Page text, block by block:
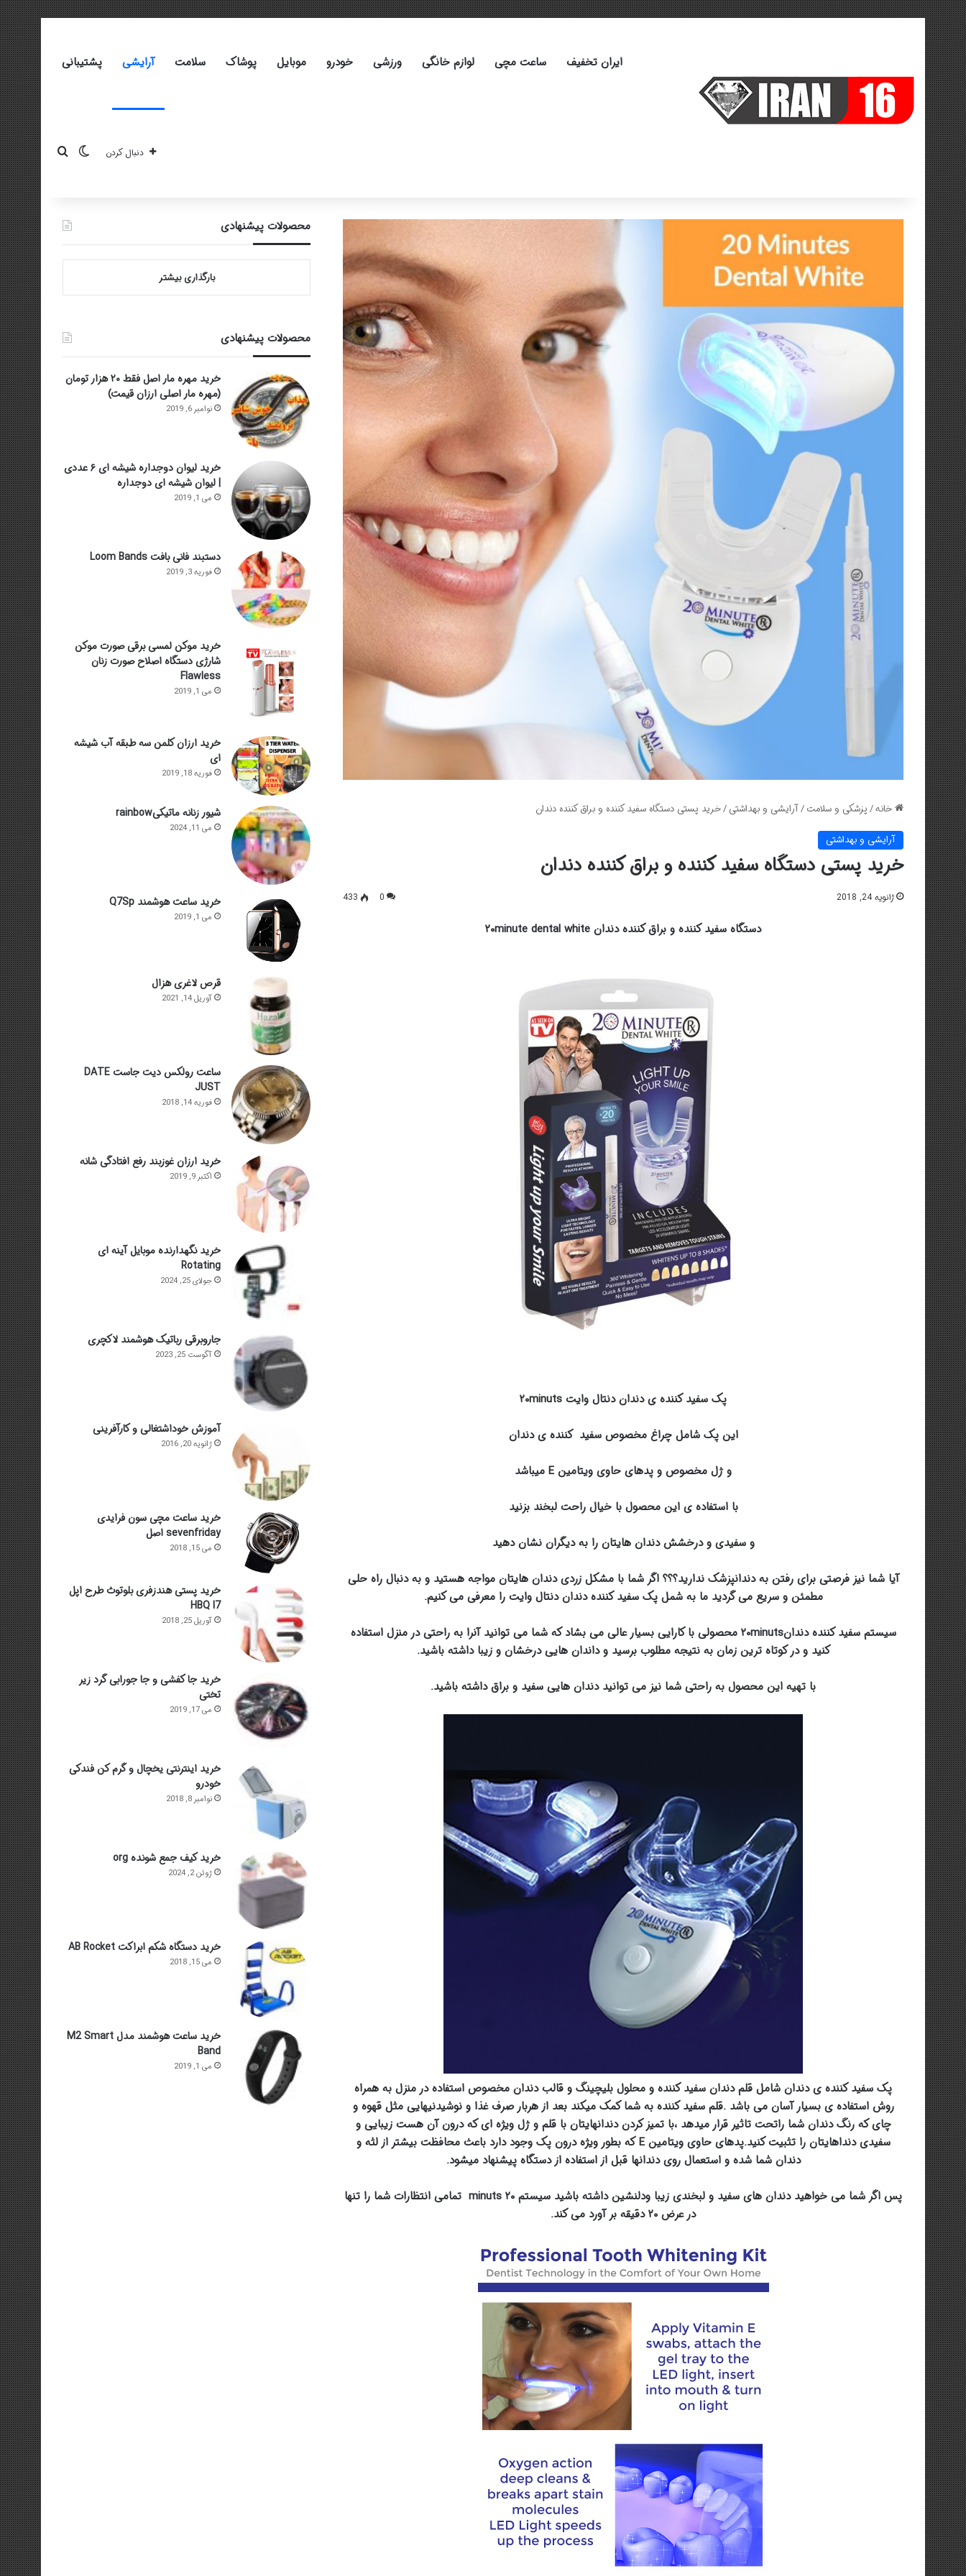
ایران تخفیف ساعت مچی لوازم خانگی ورزشی خودرو موبایل پوشاک سلامت آرایشی پشتیبانی
دنبال کردن تغییر پوسته
جستجو برای
خانه/پزشکی و سلامت/آرایشی و بهداشتی/خرید پستی دستگاه سفید کننده و براق کننده دندان
آرایشی و بهداشتی
خرید پستی دستگاه سفید کننده و براق کننده دندان
ژانویه 24, 2018 0
433
دستگاه سفید کننده و براق کننده دندان ۲۰minute dental white
پک سفید کننده ی دندان دنتال وایت ۲۰minuts
این پک شامل چراغ مخصوص سفید کننده ی دندان
و ژل مخصوص و پدهای حاوی ویتامین E میباشد
با استفاده ی این محصول با خیال راحت لبخند بزنید
و سفیدی و درخشش دندان هایتان را به دیگران نشان دهید
آیا شما نیز فرصتی برای رفتن به دندانپزشک ندارید؟؟؟ اگر شما با مشکل زردی دندان هایتان مواجه هستید و به دنبال راه حلی
مطمئن و سریع می گردید ما به شمل پک سفید کننده دندان دنتال وایت را معرفی می کنیم.
سیستم سفید کننده دندان۲۰minuts محصولی با کارایی بسیار عالی می بشاد که شما می توانید آنرا به راحتی در منزل استفاده
کنید و در کوتاه ترین زمان به نتیجه مطلوب برسید و داندان هایی درخشان و زیبا داشته باشید.
با تهیه این محصول به راحتی شما نیز می توانید دندان هایی سفید و براق داشته باشید.
پک سفید کننده ی دندان شامل قلم دندان سفید کننده و محلول بلیچینگ و قالب دندان مخصوص استفاده در منزل به همراه
روش استفاده ی بسیار آسان می باشد .قلم سفید کننده به شما کمک میکند بعد از هربار صرف غذا و نوشیدنیهایی مثل قهوه و
چای که رنگ دندان شما راتحت تاثیر قرار میدهد ،با تمیز کردن دندانهایتان با قلم و ژل ویژه ای که درون آن هست زیبایی و
سفیدی دنداهایتان را تثبیت کنید.پدهای حاوی ویتامین E که بطور ویژه درون پک وجود دارد باعث محافظت بیشتر از لثه و
دندان شما شده و استعمال روی دندانها قبل از استفاده از دستگاه پیشنهاد میشود.
پس اگر شما می خواهید دندان های سفید و لبخندی زیبا ودلنشین داشته باشید سیستم ۲۰ minuts تمامی انتظارات شما را تنها
در عرض ۲۰ دقیقه بر آورد می کند.
محصولات پیشنهادی
بارگذاری بیشتر
محصولات پیشنهادی
خرید مهره مار اصل فقط ۲۰ هزار تومان
(مهره مار اصلی ارزان قیمت)
نوامبر 6, 2019
خرید لیوان دوجداره شیشه ای ۶ عددی
| لیوان شیشه ای دوجداره
می 1, 2019
دستبند فانی بافت Loom Bands
فوریه 3, 2019
خرید موکن لمسی برقی صورت موکن
شارژی دستگاه اصلاح صورت زنان
Flawless
می 1, 2019
خرید ارزان کلمن سه طبقه آب شیشه
ای
فوریه 18, 2019
شیور زنانه ماتیکیrainbow
می 11, 2024
خرید ساعت هوشمند Q7Sp
می 1, 2019
قرص لاغری هزال
آوریل 14, 2021
ساعت رولکس دیت جاست DATE
JUST
فوریه 14, 2018
خرید ارزان غوزبند رفع افتادگی شانه
اکتبر 9, 2019
خرید نگهدارنده موبایل آینه ای
Rotating
جولای 25, 2024
جاروبرقی رباتیک هوشمند لاکچری
آگوست 25, 2023
آموزش خوداشتغالی و کارآفرینی
ژانویه 20, 2016
خرید ساعت مچی سون فرایدی
sevenfriday اصل
می 15, 2018
خرید پستی هندزفری بلوتوث طرح اپل
HBQ I7
آوریل 25, 2018
خرید جا کفشی و جا جورابی گرد زیر
تختی
می 17, 2019
خرید اینترنتی یخچال و گرم کن فندکی
خودرو
نوامبر 8, 2018
خرید کیف جمع شونده org
ژوئن 2, 2024
خرید دستگاه شکم ابراکت AB Rocket
می 15, 2018
خرید ساعت هوشمند مدل M2 Smart
Band
می 1, 2019